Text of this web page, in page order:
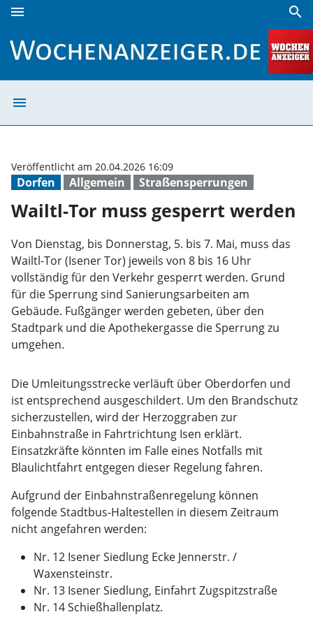
menu search
menu
Dorfen Allgemein Straßensperrungen
Veröffentlicht am 20.04.2026 16:09
Wailtl-Tor muss gesperrt werden
Von Dienstag, bis Donnerstag, 5. bis 7. Mai, muss das
Wailtl-Tor (Isener Tor) jeweils von 8 bis 16 Uhr
vollständig für den Verkehr gesperrt werden. Grund
für die Sperrung sind Sanierungsarbeiten am
Gebäude. Fußgänger werden gebeten, über den
Stadtpark und die Apothekergasse die Sperrung zu
umgehen.
Die Umleitungsstrecke verläuft über Oberdorfen und
ist entsprechend ausgeschildert. Um den Brandschutz
sicherzustellen, wird der Herzoggraben zur
Einbahnstraße in Fahrtrichtung Isen erklärt.
Einsatzkräfte könnten im Falle eines Notfalls mit
Blaulichtfahrt entgegen dieser Regelung fahren.
Aufgrund der Einbahnstraßenregelung können
folgende Stadtbus-Haltestellen in diesem Zeitraum
nicht angefahren werden:
Nr. 12 Isener Siedlung Ecke Jennerstr. /
Waxensteinstr.
Nr. 13 Isener Siedlung, Einfahrt Zugspitzstraße
Nr. 14 Schießhallenplatz.